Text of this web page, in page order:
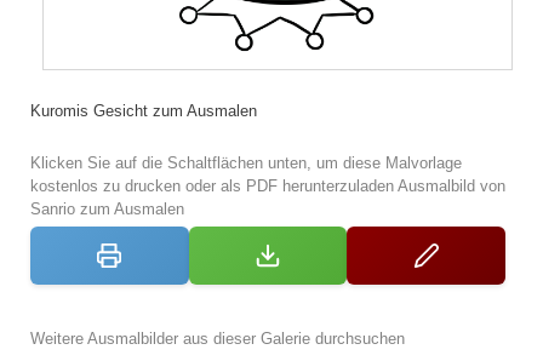
Kuromis Gesicht zum Ausmalen
Klicken Sie auf die Schaltflächen unten, um diese Malvorlage
kostenlos zu drucken oder als PDF herunterzuladen Ausmalbild von
Sanrio zum Ausmalen
Weitere Ausmalbilder aus dieser Galerie durchsuchen